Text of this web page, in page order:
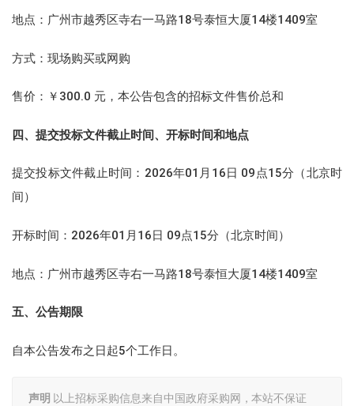
地点：广州市越秀区寺右一马路18号泰恒大厦14楼1409室
方式：现场购买或网购
售价：￥300.0 元，本公告包含的招标文件售价总和
四、提交投标文件截止时间、开标时间和地点
提交投标文件截止时间：2026年01月16日 09点15分（北京时
间）
开标时间：2026年01月16日 09点15分（北京时间）
地点：广州市越秀区寺右一马路18号泰恒大厦14楼1409室
五、公告期限
自本公告发布之日起5个工作日。
声明 以上招标采购信息来自中国政府采购网，本站不保证